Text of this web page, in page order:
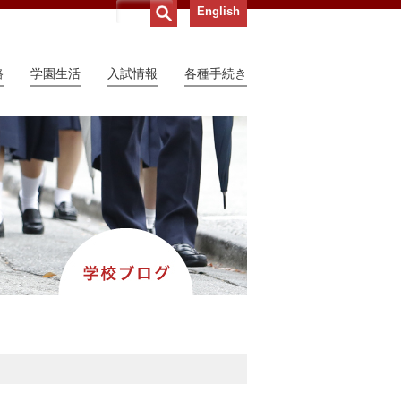
English
学園生活 入試情報 各種手続き